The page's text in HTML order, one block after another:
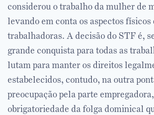
considerou o trabalho da mulher de
levando em conta os aspectos físicos
trabalhadoras. A decisão do STF é,
grande conquista para todas as
lutam para manter os direitos
estabelecidos, contudo, na outra
preocupação pela parte
obrigatoriedade da folga dominical